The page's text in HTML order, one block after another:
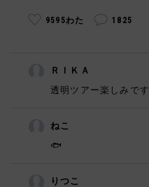
9595わた 1825
ＲＩＫＡ
透明ツアー楽しみです
ねこ
🐟️
りつこ